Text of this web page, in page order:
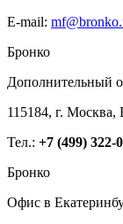
E-mail:
Бронко
Дополнительный
115184, г.
Тел.: +7 (499) 322-
Бронко
Офис в